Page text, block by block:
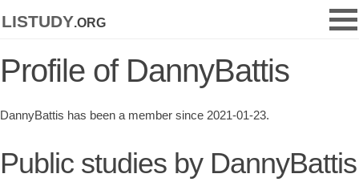
listudy.org
Profile of DannyBattis
DannyBattis has been a member since 2021-01-23.
Public studies by DannyBattis